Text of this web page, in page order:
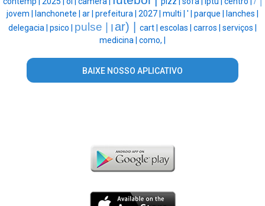
jovem | lanchonete | ar | prefeitura | 2027 | multi | ' | parque |
lanches |
delegacia | psico | pulse | ar) | cart | escolas | carros | serviços |
medicina | como, |
BAIXE NOSSO APLICATIVO